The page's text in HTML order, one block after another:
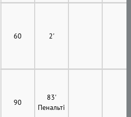
60 2'
90
83'
Пенальті